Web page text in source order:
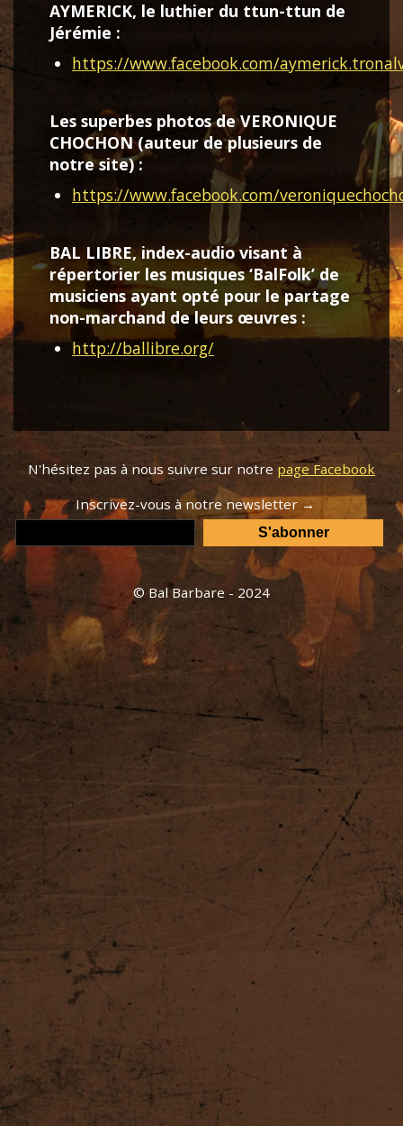
AYMERICK, le luthier du ttun-ttun de
Jérémie :
https://www.facebook.com/
Les superbes photos de VERONIQUE
CHOCHON (auteur de plusieurs de
notre site) :
https://www.facebook.com/
BAL LIBRE, index-audio visant à
répertorier les musiques ‘BalFolk’ de
musiciens ayant opté pour le partage
non-marchand de leurs œuvres :
http://ballibre.org/
N'hésitez pas à nous suivre sur notre page Facebook
Inscrivez-vous à notre newsletter →
© Bal Barbare - 2024